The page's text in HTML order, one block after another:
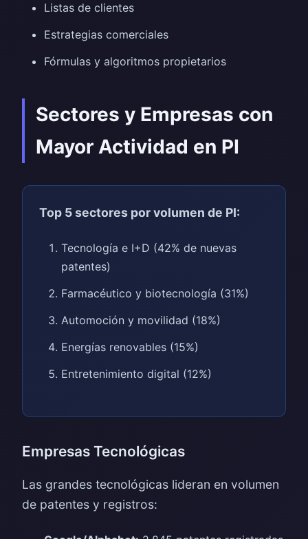
Listas de clientes
Estrategias comerciales
Fórmulas y algoritmos propietarios
Sectores y Empresas con
Mayor Actividad en PI
Top 5 sectores por volumen de PI:
Tecnología e I+D (42% de nuevas
patentes)
Farmacéutico y biotecnología (31%)
Automoción y movilidad (18%)
Energías renovables (15%)
Entretenimiento digital (12%)
Empresas Tecnológicas
Las grandes tecnológicas lideran en volumen
de patentes y registros: